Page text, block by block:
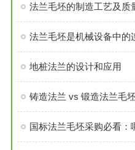
法兰毛坯的制造工艺及质
法兰毛坯是机械设备中的
地桩法兰的设计和应用
铸造法兰 vs 锻造法兰毛